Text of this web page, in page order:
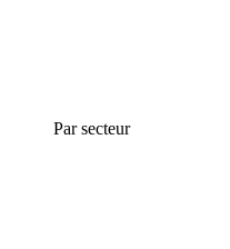
Par secteur